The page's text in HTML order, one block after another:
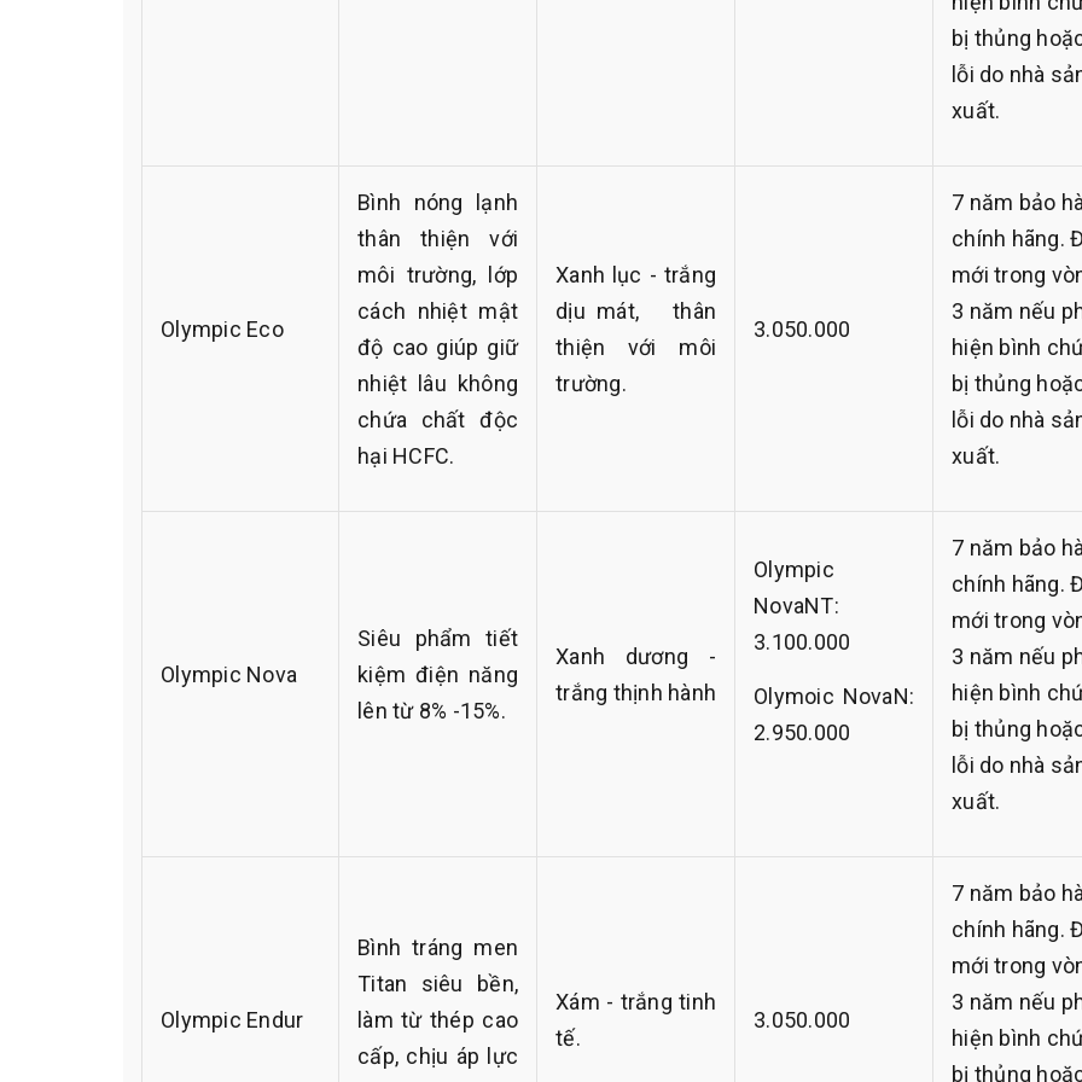
bị thủng
lỗi do nhà
xuất.
Olympic Eco
Bình nóng lạnh
thân thiện với
môi trường, lớp
cách nhiệt mật
độ cao giúp giữ
nhiệt lâu không
chứa chất độc
hại HCFC.
Xanh lục - trắng
dịu mát, thân
thiện với môi
trường.
3.050.000
7 năm bảo
chính hãng.
mới trong
3 năm nếu
hiện bình
bị thủng
lỗi do nhà
xuất.
Olympic Nova
Siêu phẩm tiết
kiệm điện năng
lên từ 8% -15%.
Xanh dương -
trắng thịnh hành
Olympic
NovaNT:
3.100.000
Olymoic NovaN:
2.950.000
7 năm bảo
chính hãng.
mới trong
3 năm nếu
hiện bình
bị thủng
lỗi do nhà
xuất.
Olympic Endur
Bình tráng men
Titan siêu bền,
làm từ thép cao
cấp, chịu áp lực
Xám - trắng tinh
tế.
3.050.000
7 năm bảo
chính hãng.
mới trong
3 năm nếu
hiện bình
bị thủng